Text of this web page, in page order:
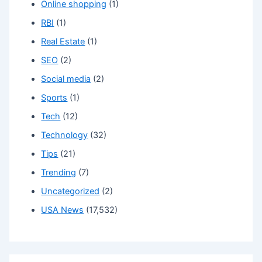
Online shopping (1)
RBI (1)
Real Estate (1)
SEO (2)
Social media (2)
Sports (1)
Tech (12)
Technology (32)
Tips (21)
Trending (7)
Uncategorized (2)
USA News (17,532)